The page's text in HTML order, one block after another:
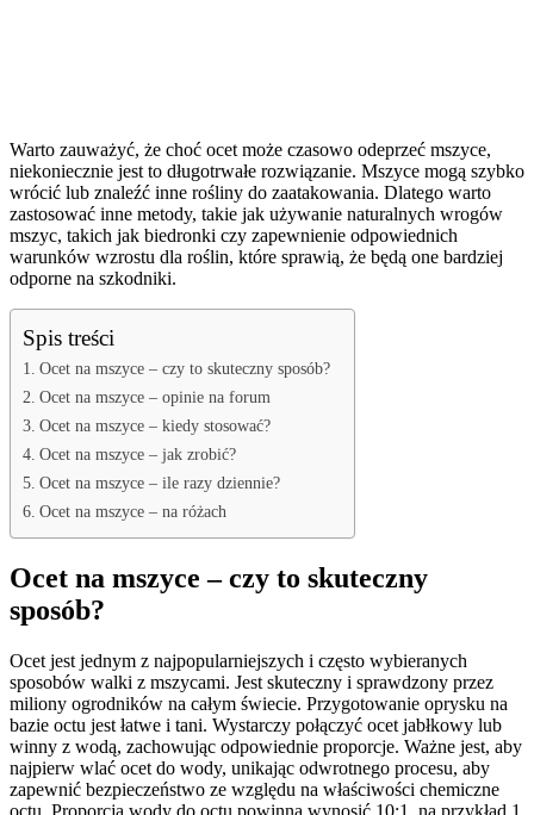
Warto zauważyć, że choć ocet może czasowo odeprzeć mszyce,
niekoniecznie jest to długotrwałe rozwiązanie. Mszyce mogą szybko
wrócić lub znaleźć inne rośliny do zaatakowania. Dlatego warto
zastosować inne metody, takie jak używanie naturalnych wrogów
mszyc, takich jak biedronki czy zapewnienie odpowiednich
warunków wzrostu dla roślin, które sprawią, że będą one bardziej
odporne na szkodniki.
Spis treści
Ocet na mszyce – czy to skuteczny sposób?
Ocet na mszyce – opinie na forum
Ocet na mszyce – kiedy stosować?
Ocet na mszyce – jak zrobić?
Ocet na mszyce – ile razy dziennie?
Ocet na mszyce – na różach
Ocet na mszyce – czy to skuteczny
sposób?
Ocet jest jednym z najpopularniejszych i często wybieranych
sposobów walki z mszycami. Jest skuteczny i sprawdzony przez
miliony ogrodników na całym świecie. Przygotowanie oprysku na
bazie octu jest łatwe i tani. Wystarczy połączyć ocet jabłkowy lub
winny z wodą, zachowując odpowiednie proporcje. Ważne jest, aby
najpierw wlać ocet do wody, unikając odwrotnego procesu, aby
zapewnić bezpieczeństwo ze względu na właściwości chemiczne
octu. Proporcja wody do octu powinna wynosić 10:1, na przykład 1